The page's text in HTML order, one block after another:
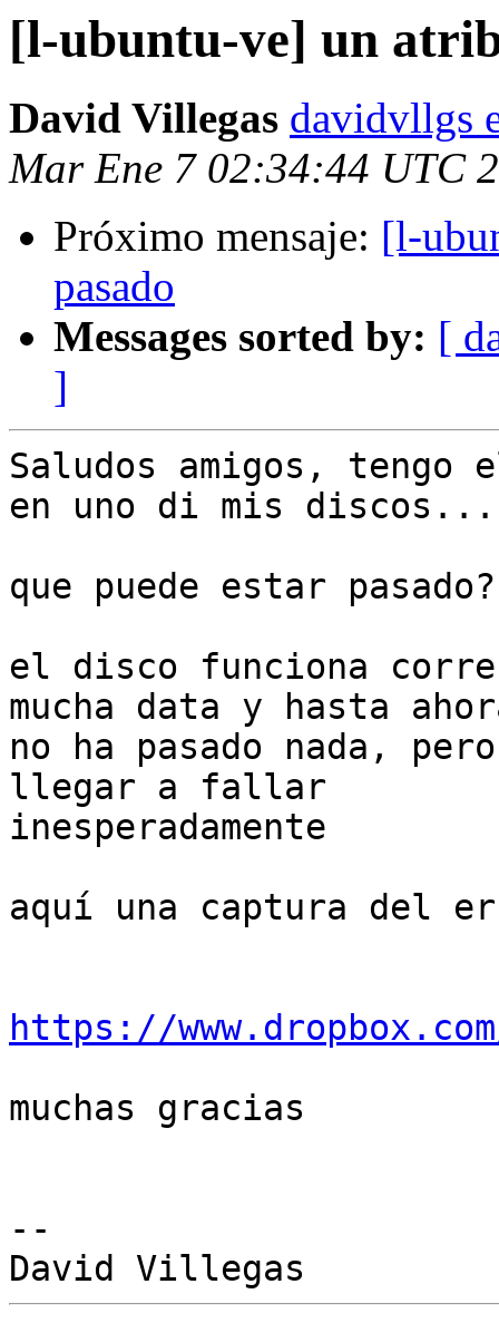
[l-ubuntu-ve] un
David Villegas davidvllgs
Mar Ene 7 02:34:44 UTC
Próximo mensaje: [l-
pasado
Messages sorted by: [
]
Saludos amigos,
en uno di mis discos...
que puede estar pasado?
el disco funciona
mucha data y hasta
no ha pasado nada,
llegar a fallar
inesperadamente
aquí una captura del
https://
muchas gracias
--